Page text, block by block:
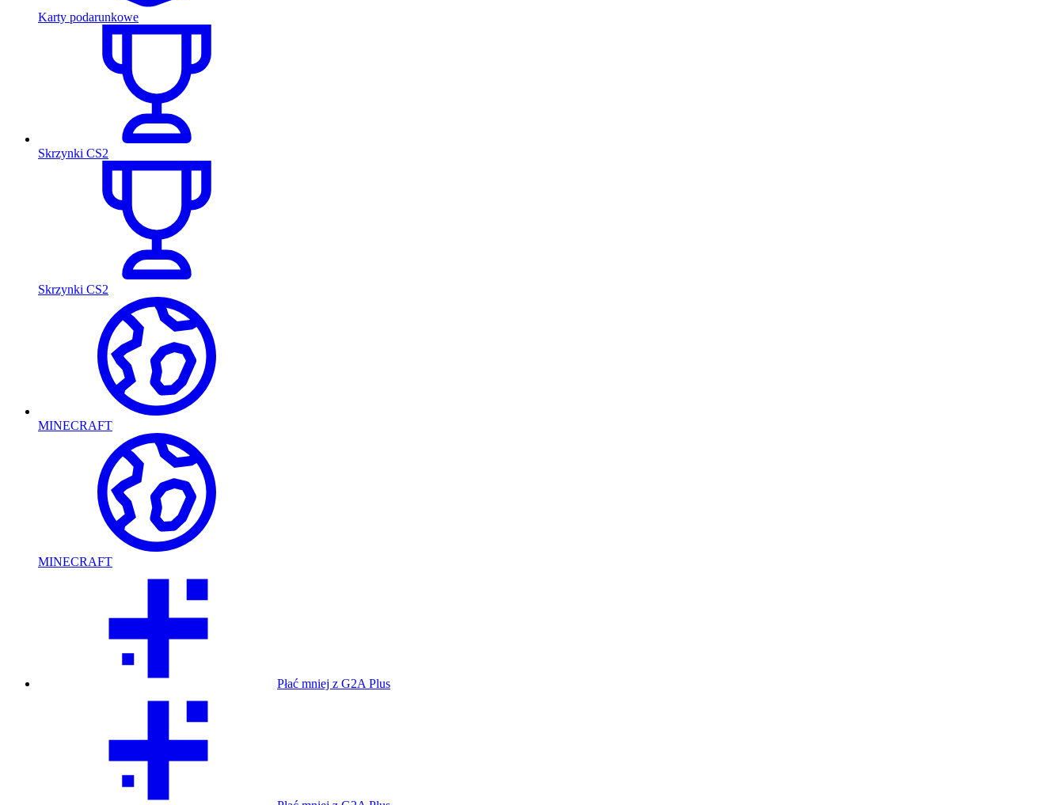
Karty podarunkowe
Skrzynki CS2
Skrzynki CS2
MINECRAFT
MINECRAFT
Płać mniej z G2A Plus